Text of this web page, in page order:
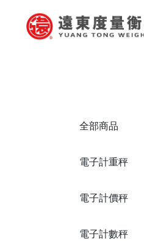
全部商品
電子計重秤
電子計價秤
電子計數秤